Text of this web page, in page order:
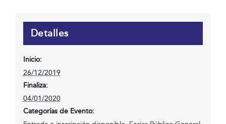
Detalles
Inicio:
26/12/2019
Finaliza:
04/01/2020
Categorías de Evento: